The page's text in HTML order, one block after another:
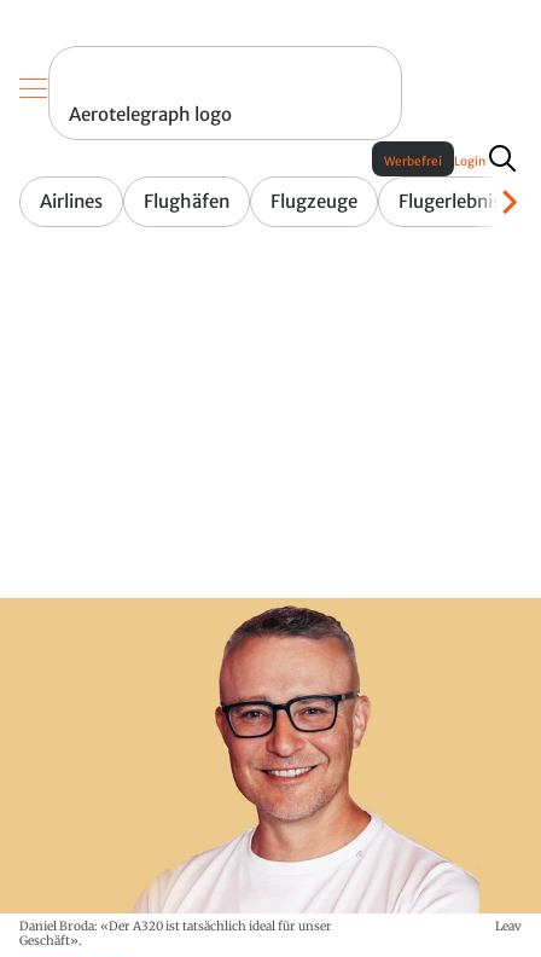
Aerotelegraph logo
Airlines Flughäfen Flugzeuge Flugerlebnis
Werbefrei Login
Daniel Broda: «Der A320 ist tatsächlich ideal für unser
Geschäft».
Leav